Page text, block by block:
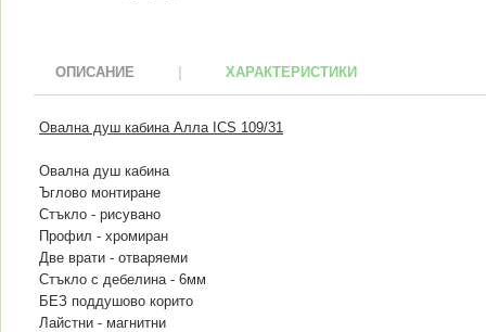
ОПИСАНИЕ ХАРАКТЕРИСТИКИ
Овална душ кабина Алла ICS 109/31
Овална душ кабина
Ъглово монтиране
Стъкло - рисувано
Профил - хромиран
Две врати - отваряеми
Стъкло с дебелина - 6мм
БЕЗ поддушово корито
Лайстни - магнитни